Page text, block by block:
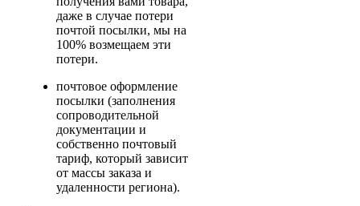
даже в случае потери
почтой посылки, мы на
100% возмещаем эти
потери.
почтовое оформление
посылки (заполнения
сопроводительной
документации и
собственно почтовый
тариф, который зависит
от массы заказа и
удаленности региона).